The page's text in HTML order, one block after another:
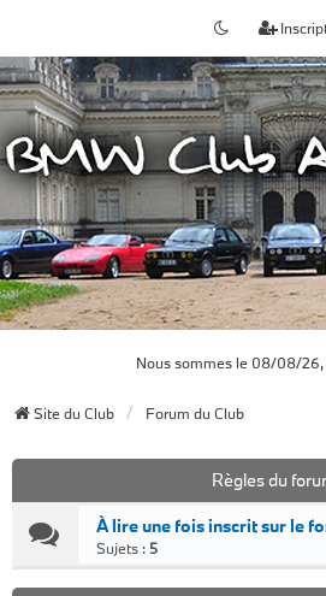
Nous sommes le 08/08/26,
Site du Club Forum du Club
Règles du
À lire une fois inscrit sur le
Sujets : 5